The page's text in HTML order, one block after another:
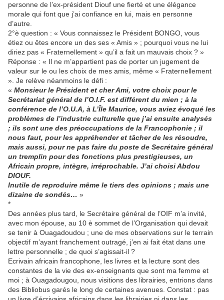
personne de l’ex-président Diouf une fierté et une élégance
morale qui font que j’ai confiance en lui, mais en personne
d’autre.
2°è question : « Vous connaissez le Président BONGO, vous
étiez ou êtes encore un des ses « Amis » ; pourquoi vous ne lui
diriez pas « Fraternellement » qu’il a fait un mauvais choix ? »
Réponse : « Il ne m’appartient pas de porter un jugement de
valeur sur le ou les choix de mes amis, même « Fraternellement
». Je relève néanmoins le défi :
« Monsieur le Président et cher Ami, votre choix pour le
Secrétariat général de l’O.I.F. est différent du mien ; à la
conférence de l’O.U.A, à L’Île Maurice, vous aviez évoqué les
problèmes de l’industrie culturelle que j’ai ensuite analysés
; ils sont une des préoccupations de la Francophonie ; il
nous faut, pour les appréhender et tâcher de les résoudre,
mais aussi, pour ne pas faire du poste de Secrétaire général
un tremplin pour des fonctions plus prestigieuses, un
Africain propre, intègre, irréprochable. J’ai choisi Abdou
DIOUF.
Inutile de reproduire même le tiers des opinions ; mais une
dizaine de sondés… »
*
Des années plus tard, le Secrétaire général de l’OIF m’a invité,
avec mon épouse, au 10 è sommet de l’Organisation qui devait
se tenir à Ouagadoudou ; une de mes observations sur le terrain
objectif m’ayant franchement outragé, j’en ai fait état dans une
lettre personnelle ; de quoi s’agissait-il ?
Ecrivain africain francophone, les livres et la lecture sont des
constantes de la vie des ex-enseignants que sont ma femme et
moi ; à Ouagadougou, nous visitions des librairies, entrions dans
des Bibliobus garés le long de certaines avenues. Constat : pas